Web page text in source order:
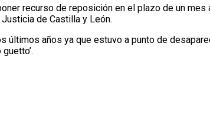
recurso de reposición en el plazo de un
de Castilla y León.
últimos años ya que estuvo a punto de